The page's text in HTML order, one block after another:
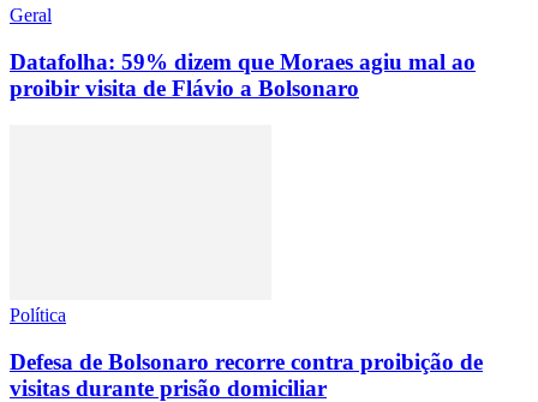
Geral
Datafolha: 59% dizem que Moraes agiu mal ao
proibir visita de Flávio a Bolsonaro
Política
Defesa de Bolsonaro recorre contra proibição de
visitas durante prisão domiciliar